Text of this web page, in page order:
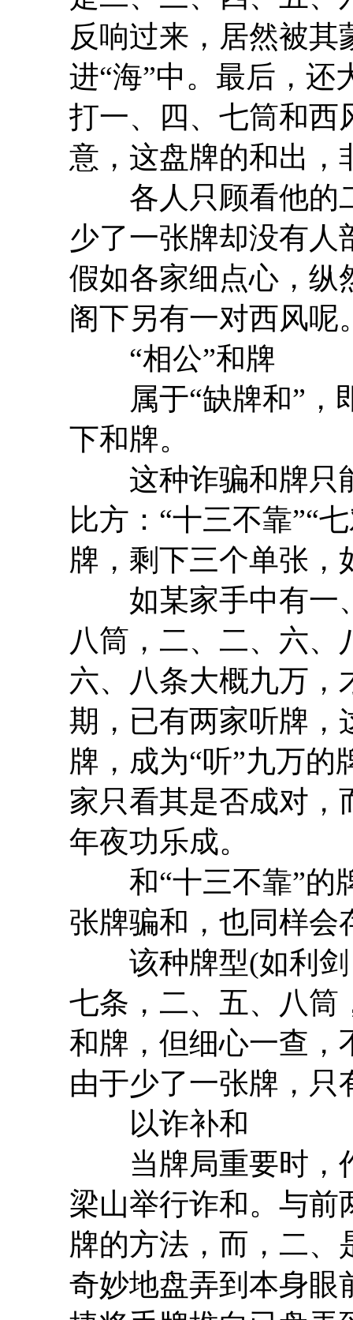
反响过来，居然被
进“海”中。最后，还
打一、四、七筒和西
意，这盘牌的和出，
各人只顾看他的
少了一张牌却没有人
假如各家细点心，纵
阁下另有一对西风呢
“相公”和牌
属于“缺牌和”，
下和牌。
这种诈骗和牌只
比方：“十三不靠”“
牌，剩下三个单张，
如某家手中有一
八筒，二、二、六
六、八条大概九万，
期，已有两家听牌，
牌，成为“听”九万
家只看其是否成对，
年夜功乐成。
和“十三不靠”的
张牌骗和，也同样会
该种牌型(如利剑
七条，二、五、八筒
和牌，但细心一查
由于少了一张牌，只
以诈补和
当牌局重要时，
梁山举行诈和。与前
牌的方法，而，二、
奇妙地盘弄到本身眼